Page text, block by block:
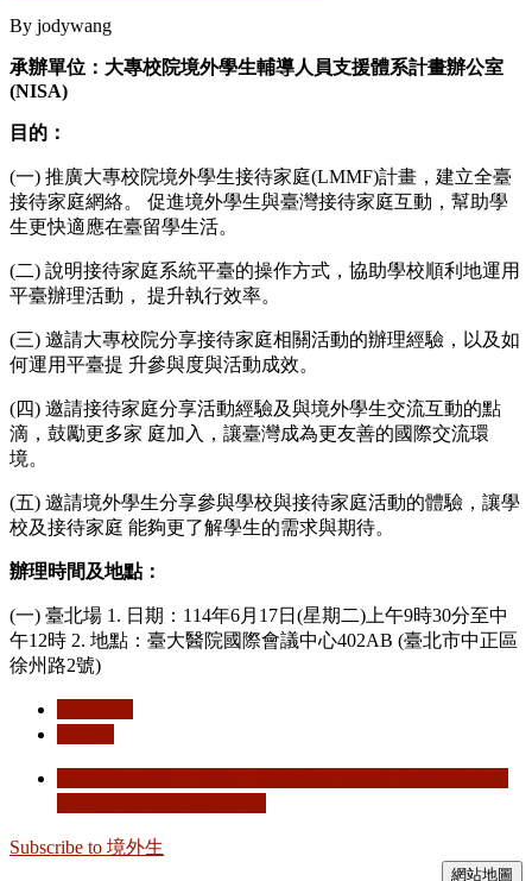
By jodywang
承辦單位：大專校院境外學生輔導人員支援體系計畫辦公室
(NISA)
目的：
(一) 推廣大專校院境外學生接待家庭(LMMF)計畫，建立全臺
接待家庭網絡。 促進境外學生與臺灣接待家庭互動，幫助學
生更快適應在臺留學生活。
(二) 說明接待家庭系統平臺的操作方式，協助學校順利地運用
平臺辦理活動， 提升執行效率。
(三) 邀請大專校院分享接待家庭相關活動的辦理經驗，以及如
何運用平臺提 升參與度與活動成效。
(四) 邀請接待家庭分享活動經驗及與境外學生交流互動的點
滴，鼓勵更多家 庭加入，讓臺灣成為更友善的國際交流環
境。
(五) 邀請境外學生分享參與學校與接待家庭活動的體驗，讓學
校及接待家庭 能夠更了解學生的需求與期待。
辦理時間及地點：
(一) 臺北場 1. 日期：114年6月17日(星期二)上午9時30分至中
午12時 2. 地點：臺大醫院國際會議中心402AB (臺北市中正區
徐州路2號)
Subscribe to 境外生
網站地圖